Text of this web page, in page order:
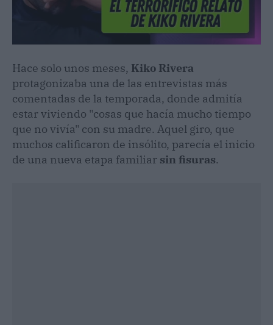
Hace solo unos meses, Kiko Rivera
protagonizaba una de las entrevistas más
comentadas de la temporada, donde admitía
estar viviendo "cosas que hacía mucho tiempo
que no vivía" con su madre. Aquel giro, que
muchos calificaron de insólito, parecía el inicio
de una nueva etapa familiar sin fisuras.